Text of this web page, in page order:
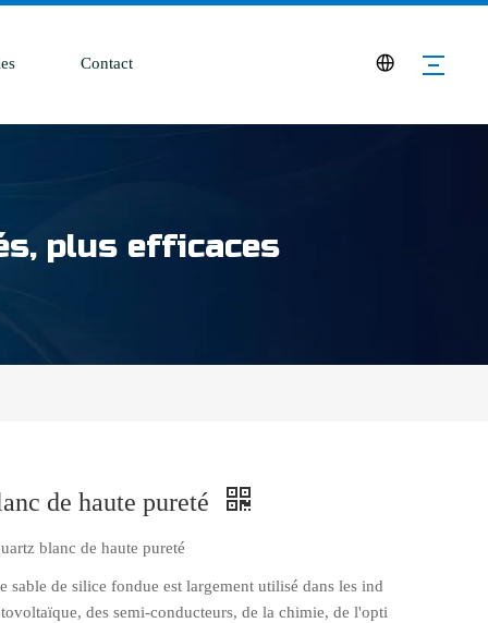
Contact
plus efficaces
de haute pureté
blanc de haute pureté
sable de silice fondue est largement utilisé dans les ind
des semi-conducteurs, de la chimie, de l'opti